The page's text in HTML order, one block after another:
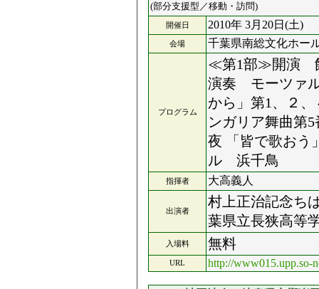
(部分支援型／移動・訪問)
開催日 2010年 3月20日(土)
会場 千葉県南総文化ホー
プログラム
≪第1部≫開演
演奏 モーツァ
から」第1、２
ンガリア舞曲
夜 「皆で歌お
ル 浜千鳥
指揮者 大高義人
出演者
村上正治記念ち
葉県立長狭高等
入場料 無料
URL http://www015.upp.so-